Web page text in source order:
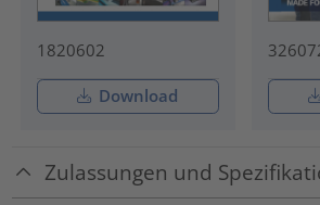
1820602
Download
Zulassungen und